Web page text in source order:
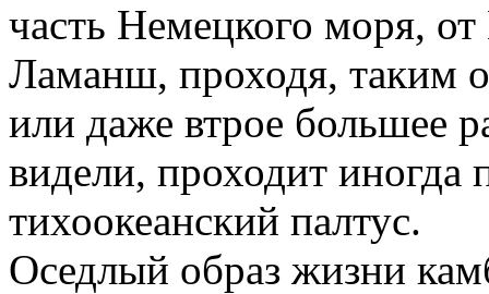
часть Немецкого моря,
Ламанш, проходя, таким
или даже втрое большее
видели, проходит иногда
тихоокеанский палтус.
Оседлый образ жизни